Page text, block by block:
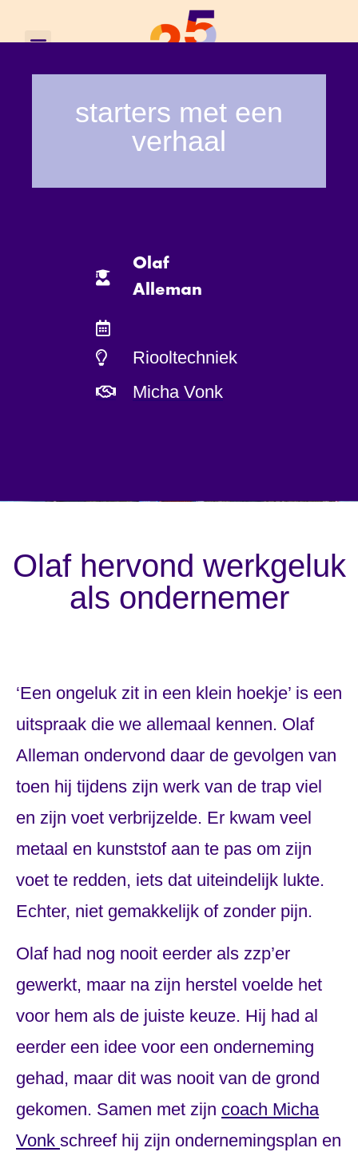
starters met een
verhaal
Olaf
Alleman
Riooltechniek
Micha Vonk
Olaf hervond werkgeluk
als ondernemer
‘Een ongeluk zit in een klein hoekje’ is een
uitspraak die we allemaal kennen. Olaf
Alleman ondervond daar de gevolgen van
toen hij tijdens zijn werk van de trap viel
en zijn voet verbrijzelde. Er kwam veel
metaal en kunststof aan te pas om zijn
voet te redden, iets dat uiteindelijk lukte.
Echter, niet gemakkelijk of zonder pijn.
Olaf had nog nooit eerder als zzp’er
gewerkt, maar na zijn herstel voelde het
voor hem als de juiste keuze. Hij had al
eerder een idee voor een onderneming
gehad, maar dit was nooit van de grond
gekomen. Samen met zijn coach Micha
Vonk schreef hij zijn ondernemingsplan en